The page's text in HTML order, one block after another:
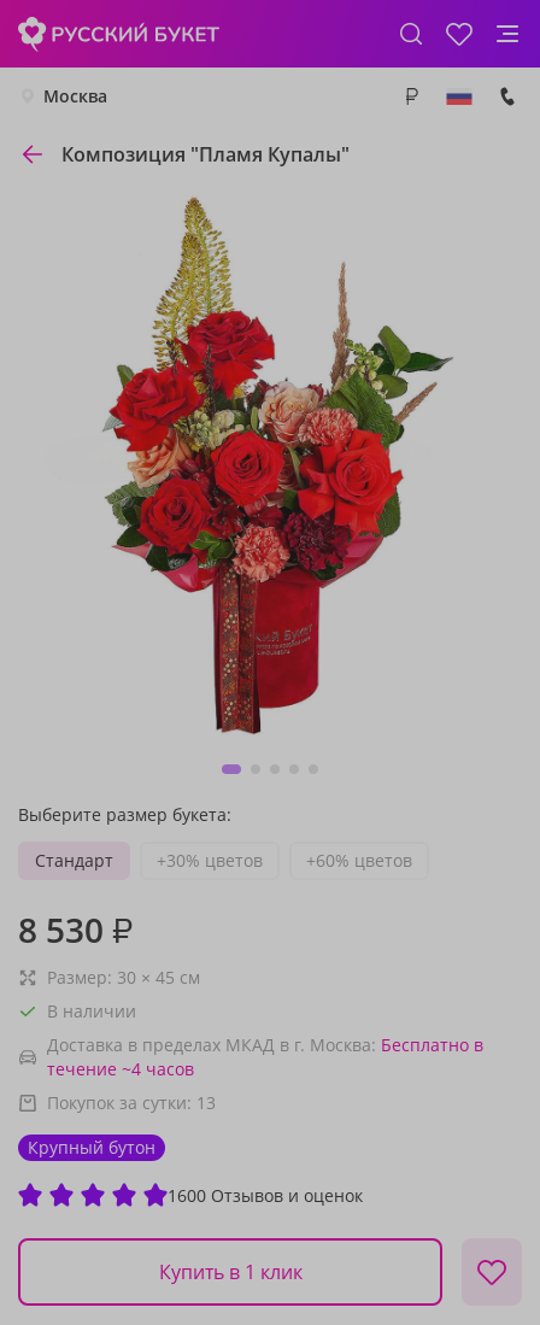
Москва
Композиция "Пламя Купалы"
Выберите размер букета:
Стандарт
+30% цветов +60% цветов
8 530 ₽
Размер: 30 × 45 см
В наличии
Доставка в пределах МКАД в г. Москва: Бесплатно в
течение ~4 часов
Покупок за сутки: 13
Крупный бутон
1600 Отзывов и оценок
Купить в 1 клик